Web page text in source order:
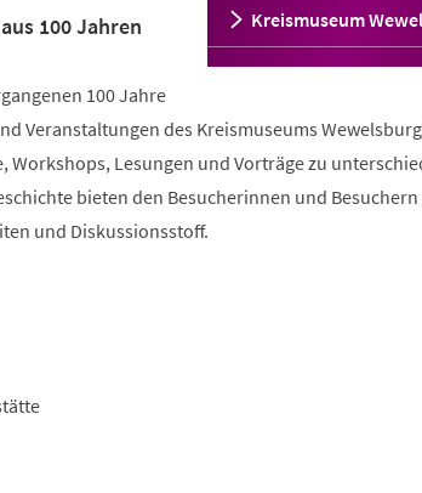
Kreismuseum
100 Jahren
100 Jahre
Veranstaltungen des Kreismuseums
Workshops, Lesungen und Vorträge zu
bieten den Besucherinnen und
und Diskussionsstoff.